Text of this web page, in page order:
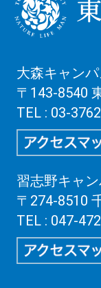
大森キャン
〒143-8540
TEL : 03-
習志野キャ
〒274-8510
TEL : 047-